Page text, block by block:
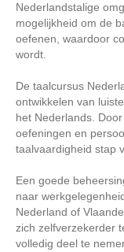
Nederlandstalige
mogelijkheid om de
oefenen, waardoor
wordt.
De taalcursus
ontwikkelen van
het Nederlands.
oefeningen en
taalvaardigheid stap
Een goede
naar
Nederland of
zich zelfverzekerder
volledig deel te